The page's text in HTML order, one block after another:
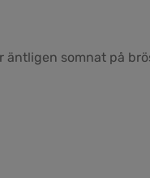
somnat på